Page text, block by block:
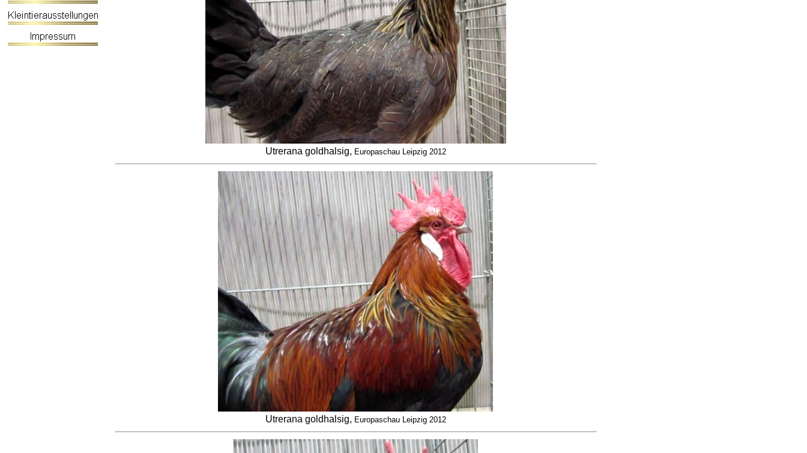
Utrerana goldhalsig, Europaschau Leipzig 2012
Utrerana goldhalsig, Europaschau Leipzig 2012